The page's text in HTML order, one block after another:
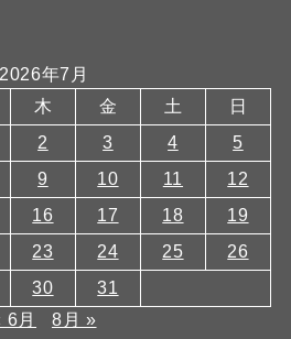
2026年7月
木 金 土
日
2 3 4
5
9 10 11
12
16 17 18
19
23 24 25
26
30
31
6月
8月 »